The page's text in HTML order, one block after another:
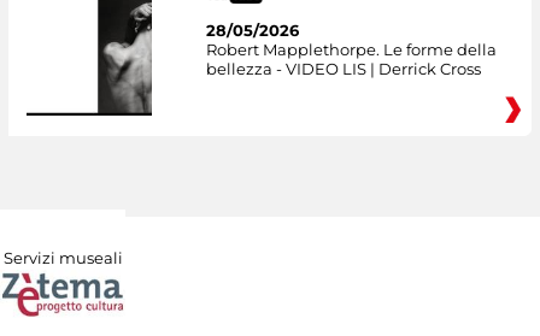
28/05/2026
Robert Mapplethorpe. Le forme della
bellezza - VIDEO LIS | Derrick Cross
Servizi museali